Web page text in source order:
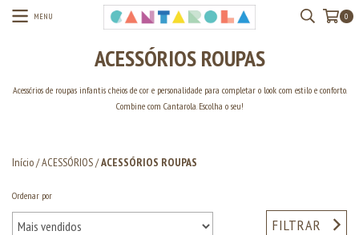
MENU 0
ACESSÓRIOS ROUPAS
Acessórios de roupas infantis cheios de cor e personalidade para completar o look com estilo e conforto.
Combine com Cantarola. Escolha o seu!
Início/ACESSÓRIOS/ACESSÓRIOS ROUPAS
Ordenar por
FILTRAR